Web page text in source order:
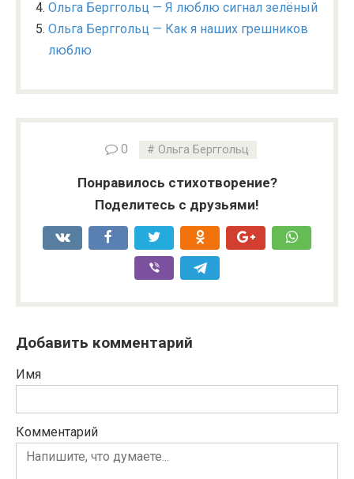
Ольга Берггольц — Я люблю сигнал зелёный
Ольга Берггольц — Как я наших грешников
люблю
0 Ольга Берггольц
Понравилось стихотворение?
Поделитесь с друзьями!
Добавить комментарий
Имя
Комментарий